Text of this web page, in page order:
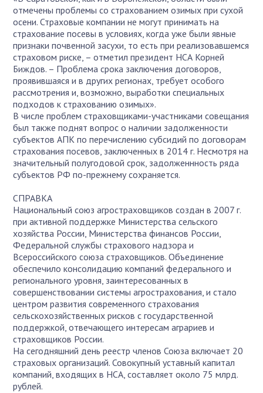
отмечены проблемы со страхованием озимых при сухой
осени. Страховые компании не могут принимать на
страхование посевы в условиях, когда уже были явные
признаки почвенной засухи, то есть при реализовавшемся
страховом риске, – отметил президент НСА Корней
Биждов. – Проблема срока заключения договоров,
проявившаяся и в других регионах, требует особого
рассмотрения и, возможно, выработки специальных
подходов к страхованию озимых».
В числе проблем страховщиками-участниками совещания
был также поднят вопрос о наличии задолженности
субъектов АПК по перечислению субсидий по договорам
страхования посевов, заключенных в 2014 г. Несмотря на
значительный полугодовой срок, задолженнность ряда
субъектов РФ по-прежнему сохраняется.
СПРАВКА
Национальный союз агростраховщиков создан в 2007 г.
при активной поддержке Министерства сельского
хозяйства России, Министерства финансов России,
Федеральной службы страхового надзора и
Всероссийского союза страховщиков. Объединение
обеспечило консолидацию компаний федерального и
регионального уровня, заинтересованных в
совершенствовании системы агрострахования, и стало
центром развития современного страхования
сельскохозяйственных рисков с государственной
поддержкой, отвечающего интересам аграриев и
страховщиков России.
На сегодняшний день реестр членов Союза включает 20
страховых организаций. Совокупный уставный капитал
компаний, входящих в НСА, составляет около 75 млрд.
рублей.